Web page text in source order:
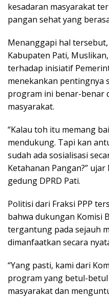
kesadaran masyarakat
pangan sehat yang
Menanggapi hal tersebut,
Kabupaten Pati,
terhadap inisiatif
menekankan pentingnya
program ini benar-benar
masyarakat.
“Kalau toh itu memang
mendukung. Tapi kan
sudah ada sosialisasi
Ketahanan Pangan?”
gedung DPRD Pati.
Politisi dari Fraksi PPP
bahwa dukungan Komisi
tergantung pada sejauh
dimanfaatkan secara
“Yang pasti, kami dari
program yang betul-
masyarakat dan